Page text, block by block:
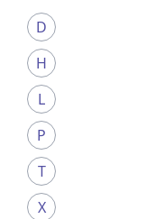
D
H
L
P
T
X